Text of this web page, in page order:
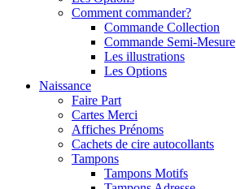
Comment commander?
Commande Collection
Commande Semi-Mesure
Les illustrations
Les Options
Naissance
Faire Part
Cartes Merci
Affiches Prénoms
Cachets de cire autocollants
Tampons
Tampons Motifs